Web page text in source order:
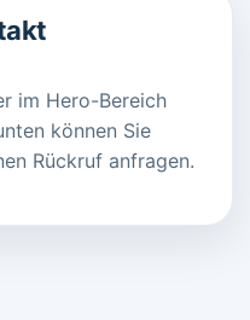
im Hero-Bereich
können Sie
Rückruf anfragen.